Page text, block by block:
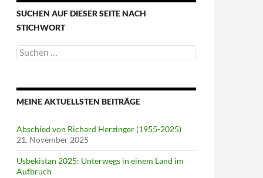
SUCHEN AUF DIESER SEITE NACH
STICHWORT
Suche
nach:
MEINE AKTUELLSTEN BEITRÄGE
Abschied von Richard Herzinger (1955-2025)
21. November 2025
Usbekistan 2025: Unterwegs in einem Land im
Aufbruch